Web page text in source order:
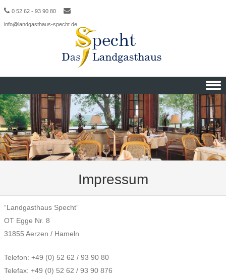
0 52 62 - 93 90 80
info@landgasthaus-specht.de
Skip to content
Impressum
“Landgasthaus Specht”
OT Egge Nr. 8
31855 Aerzen / Hameln
Telefon: +49 (0) 52 62 / 93 90 80
Telefax: +49 (0) 52 62 / 93 90 876